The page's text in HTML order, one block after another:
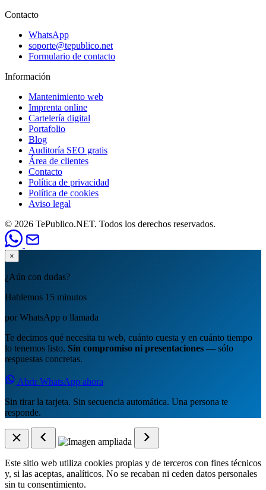
Contacto
WhatsApp
soporte@tepublico.net
Formulario de contacto
Información
Mantenimiento web
Imprenta online
Cartelería digital
Portafolio
Blog
Auditoría SEO gratis
Área de clientes
Contacto
Política de privacidad
Política de cookies
Aviso legal
© 2026 TePublico.NET. Todos los derechos reservados.
×
¿Aún con dudas?
Hablemos 15 minutos
por WhatsApp o llamada
Te decimos qué necesita tu web, cuánto cuesta y en cuánto tiempo
lo tenemos listo. Sin compromiso ni presentaciones — sólo
respuestas concretas.
Abrir WhatsApp ahora
Sin tirar la tarjeta. Sin secuencia automática. Una persona te
responde.
Este sitio web utiliza cookies propias y de terceros con fines técnicos
y, si las aceptas, analíticos. No se recaban ni ceden datos personales
sin tu consentimiento.